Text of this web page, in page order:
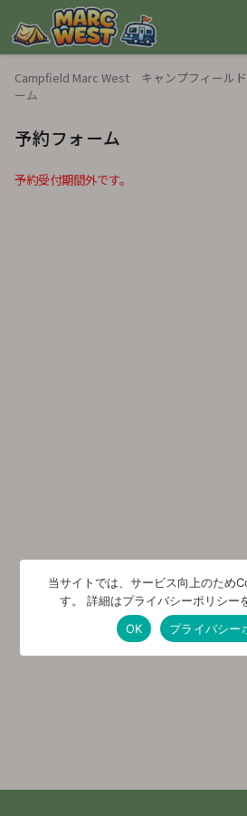
Campfield Marc West キャンプフィール
ーム
予約フォーム
予約受付期間外です。
当サイトでは、サービス向上のため
す。 詳細はプライバシーポリシー
OK
プライバシー